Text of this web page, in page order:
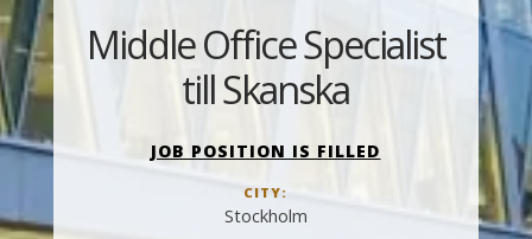
JOB POSITION IS FILLED
CITY:
Stockholm
Middle Office Specialist
till Skanska